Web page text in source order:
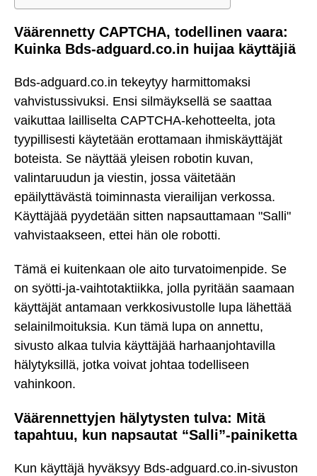
Väärennetty CAPTCHA, todellinen vaara:
Kuinka Bds-adguard.co.in huijaa käyttäjiä
Bds-adguard.co.in tekeytyy harmittomaksi
vahvistussivuksi. Ensi silmäyksellä se saattaa
vaikuttaa lailliselta CAPTCHA-kehotteelta, jota
tyypillisesti käytetään erottamaan ihmiskäyttäjät
boteista. Se näyttää yleisen robotin kuvan,
valintaruudun ja viestin, jossa väitetään
epäilyttävästä toiminnasta vierailijan verkossa.
Käyttäjää pyydetään sitten napsauttamaan "Salli"
vahvistaakseen, ettei hän ole robotti.
Tämä ei kuitenkaan ole aito turvatoimenpide. Se
on syötti-ja-vaihtotaktiikka, jolla pyritään saamaan
käyttäjät antamaan verkkosivustolle lupa lähettää
selainilmoituksia. Kun tämä lupa on annettu,
sivusto alkaa tulvia käyttäjää harhaanjohtavilla
hälytyksillä, jotka voivat johtaa todelliseen
vahinkoon.
Väärennettyjen hälytysten tulva: Mitä
tapahtuu, kun napsautat “Salli”-painiketta
Kun käyttäjä hyväksyy Bds-adguard.co.in-sivuston